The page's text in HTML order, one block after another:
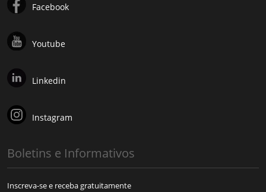
Facebook
Youtube
Linkedin
Instagram
Boletins e Informativos
Inscreva-se e receba gratuitamente